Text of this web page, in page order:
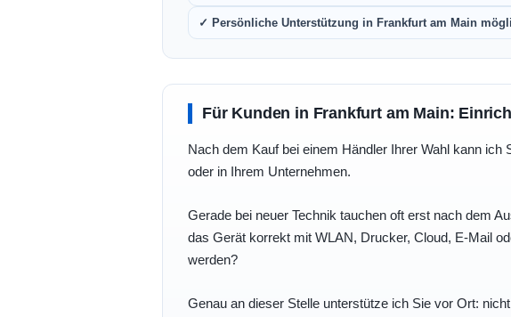
✓ Persönliche Unterstützung in Frankfurt am Main
Für Kunden in Frankfurt am Main:
Nach dem Kauf bei einem Händler Ihrer Wahl kann
oder in Ihrem Unternehmen.
Gerade bei neuer Technik tauchen oft erst nach dem
das Gerät korrekt mit WLAN, Drucker, Cloud, E-Mail
werden?
Genau an dieser Stelle unterstütze ich Sie vor Ort: